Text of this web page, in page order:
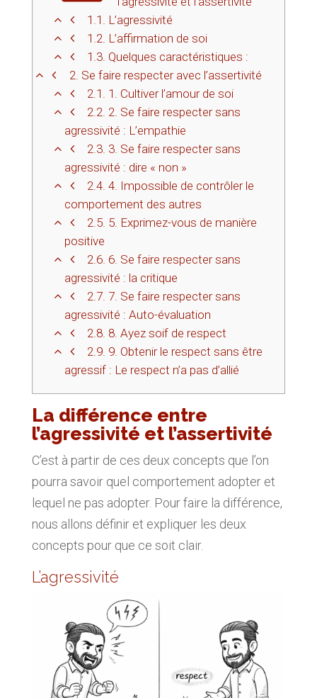
1.1. L’agressivité
1.2. L’affirmation de soi
1.3. Quelques caractéristiques :
2. Se faire respecter avec l’assertivité
2.1. 1. Cultiver l’amour de soi
2.2. 2. Se faire respecter sans
agressivité : L’empathie
2.3. 3. Se faire respecter sans
agressivité : dire « non »
2.4. 4. Impossible de contrôler le
comportement des autres
2.5. 5. Exprimez-vous de manière
positive
2.6. 6. Se faire respecter sans
agressivité : la critique
2.7. 7. Se faire respecter sans
agressivité : Auto-évaluation
2.8. 8. Ayez soif de respect
2.9. 9. Obtenir le respect sans être
agressif : Le respect n’a pas d’allié
La différence entre
l’agressivité et l’assertivité
C’est à partir de ces deux concepts que l’on
pourra savoir quel comportement adopter et
lequel ne pas adopter. Pour faire la différence,
nous allons définir et expliquer les deux
concepts pour que ce soit clair.
L’agressivité